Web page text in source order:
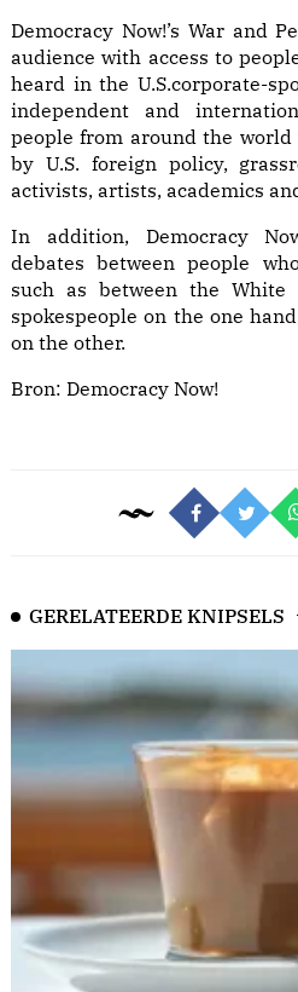
Democracy Now!’s War and
audience with access to
heard in the U.S.corporate-
independent and
people from around the
by U.S. foreign policy,
activists, artists, academics
In addition, Democracy
debates between people
such as between the White
spokespeople on the one
on the other.
Bron: Democracy Now!
GERELATEERDE KNIPSELS